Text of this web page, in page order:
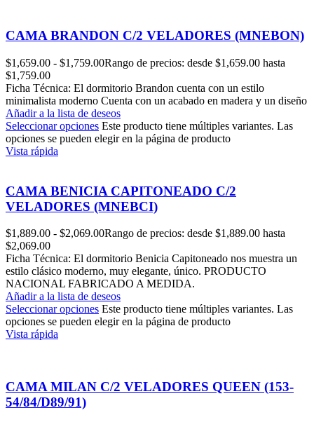
CAMA BRANDON C/2 VELADORES (MNEBON)
$1,659.00 - $1,759.00Rango de precios: desde $1,659.00 hasta
$1,759.00
Ficha Técnica: El dormitorio Brandon cuenta con un estilo
minimalista moderno Cuenta con un acabado en madera y un diseño
Añadir a la lista de deseos
Seleccionar opciones Este producto tiene múltiples variantes. Las
opciones se pueden elegir en la página de producto
Vista rápida
CAMA BENICIA CAPITONEADO C/2
VELADORES (MNEBCI)
$1,889.00 - $2,069.00Rango de precios: desde $1,889.00 hasta
$2,069.00
Ficha Técnica: El dormitorio Benicia Capitoneado nos muestra un
estilo clásico moderno, muy elegante, único. PRODUCTO
NACIONAL FABRICADO A MEDIDA.
Añadir a la lista de deseos
Seleccionar opciones Este producto tiene múltiples variantes. Las
opciones se pueden elegir en la página de producto
Vista rápida
CAMA MILAN C/2 VELADORES QUEEN (153-
54/84/D89/91)